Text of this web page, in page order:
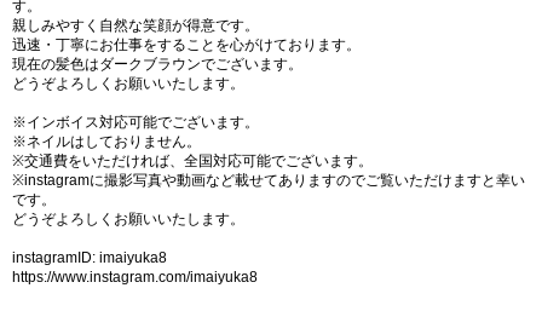
す。
親しみやすく自然な笑顔が得意です。
迅速・丁寧にお仕事をすることを心がけております。
現在の髪色はダークブラウンでございます。
どうぞよろしくお願いいたします。
※インボイス対応可能でございます。
※ネイルはしておりません。
※交通費をいただければ、全国対応可能でございます。
※instagramに撮影写真や動画など載せてありますのでご覧いただけますと幸い
です。
どうぞよろしくお願いいたします。
instagramID: imaiyuka8
https://www.instagram.com/imaiyuka8